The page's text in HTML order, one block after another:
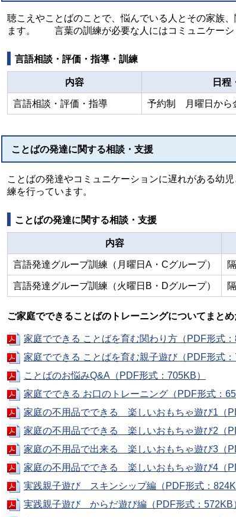
聴こえやことばのことで、悩んでいる人とその家族
ます。 言葉の訓練が必要な人にはコミュニケーシ
言語相談・評価・指導・訓練
内容 日程
言語相談・評価・指導 予約制 月曜日から
ことばの発達に関する相談・支援
ことばの発達やコミュニケーションに遅れがある幼
練を行っています。
ことばの発達に関する相談・支援
内容
言語発達グループ訓練（月曜日A・Cグループ）
言語発達グループ訓練（火曜日B・Dグループ）
ご家庭でできることばのトレーニングについてまとめ
家庭でできる ことばを育む関わり方（PDF形式：
家庭でできる ことばを育む親子遊び（PDF形式：
ことばのお悩みQ&A（PDF形式：705KB）
家庭でできる お口のトレーニング（PDF形式：
家庭の不用品でできる 楽しいおもちゃ遊び1（
家庭の不用品でできる 楽しいおもちゃ遊び2（
家庭の不用品で出来る 楽しいおもちゃ遊び3（
家庭の不用品でできる 楽しいおもちゃ遊び4（
実践親子遊び スキンシップ編（PDF形式：
実践親子遊び からだ遊び編（PDF形式：572KB